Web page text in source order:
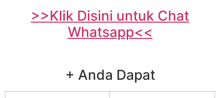
>>Klik Disini untuk Chat
Whatsapp<<
+ Anda Dapat